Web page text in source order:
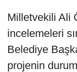
Milletvekili Ali
incelemeleri
Belediye
projenin